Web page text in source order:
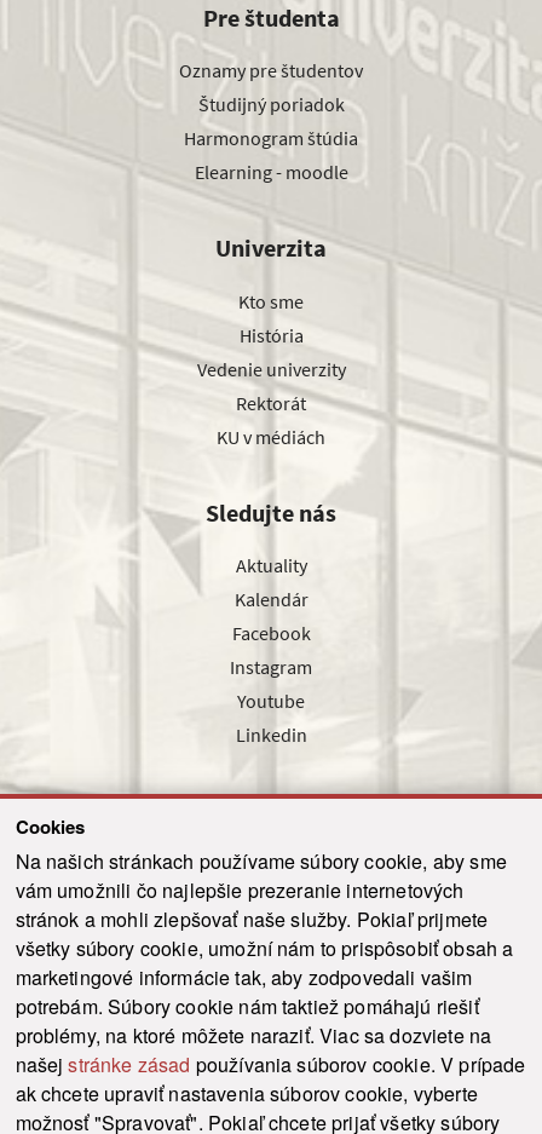
Cookies
Na našich stránkach používame súbory cookie, aby sme
vám umožnili čo najlepšie prezeranie internetových
stránok a mohli zlepšovať naše služby. Pokiaľ prijmete
všetky súbory cookie, umožní nám to prispôsobiť obsah a
marketingové informácie tak, aby zodpovedali vašim
potrebám. Súbory cookie nám taktiež pomáhajú riešiť
problémy, na ktoré môžete naraziť. Viac sa dozviete na
našejstránke zásad používania súborov cookie. V prípade
ak chcete upraviť nastavenia súborov cookie, vyberte
možnosť "Spravovať". Pokiaľ chcete prijať všetky súbory
Pre študenta
Oznamy pre študentov
Študijný poriadok
Harmonogram štúdia
Elearning - moodle
Univerzita
Kto sme
História
Vedenie univerzity
Rektorát
KU v médiách
Sledujte nás
Aktuality
Kalendár
Facebook
Instagram
Youtube
Linkedin
Odoslať
© 2021-2026 ku.sk. Všetky práva vyhradené. | Ochrana osobných údajov
Vyhlásenie o prístupnosti |
Admin